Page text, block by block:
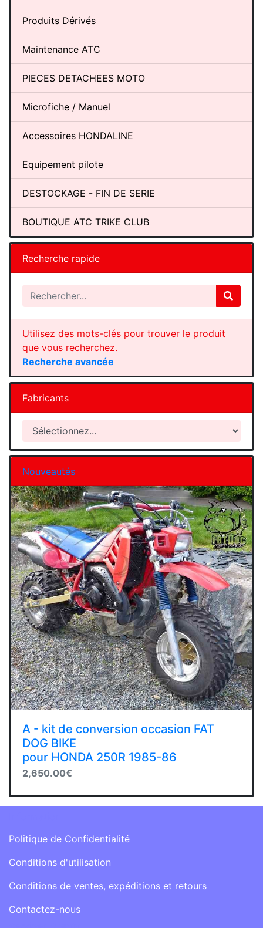
Produits Dérivés
Maintenance ATC
PIECES DETACHEES MOTO
Microfiche / Manuel
Accessoires HONDALINE
Equipement pilote
DESTOCKAGE - FIN DE SERIE
BOUTIQUE ATC TRIKE CLUB
Recherche rapide
Utilisez des mots-clés pour trouver le produit
que vous recherchez.
Recherche avancée
Fabricants
Nouveautés
A - kit de conversion occasion FAT
DOG BIKE
pour HONDA 250R 1985-86
2,650.00€
Politique de Confidentialité
Conditions d'utilisation
Conditions de ventes, expéditions et retours
Contactez-nous